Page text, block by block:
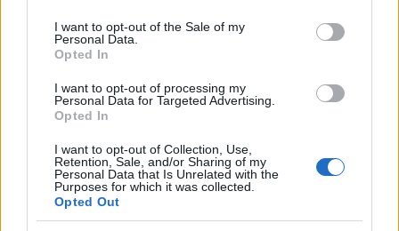
consent section.
I want to opt-out of the Sale of my
Personal Data.
Opted In
I want to opt-out of processing my
Personal Data for Targeted Advertising.
Opted In
I want to opt-out of Collection, Use,
Retention, Sale, and/or Sharing of my
Personal Data that Is Unrelated with the
Purposes for which it was collected.
Opted Out
divatházak, akik meglátták ebben a lehetőséget, és
pozitívan állnak hozzá az esetleges
megkereséshez. Ezek a márkák a Calvin Klein, a Rag
& Bone, az Altuzarra, a Tommy Hilfiger, a Diane von
Fürstenberg, a Carolina Herrera, a Jeremy Scott, a
Vera Wang, a Dolce & Gabbana (akik azt is
nyilatkozták, hogy Melania Trump igazi D&G nő),
illetve a Ralph Lauren és a Karl Lagerfeld – az utóbbi
kettő ruháit pedig a hírek szerint a beiktatási bálon
fogja viselni a First Lady.